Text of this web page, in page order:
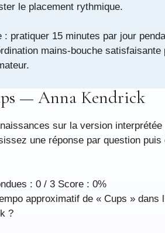
le placement rythmique.
: pratiquer 15 minutes par jour
mains-bouche satisfaisante
— Anna Kendrick
sur la version interprétée
une réponse par question
: 0 / 3 Score : 0%
le tempo, le placement des
approximatif de « Cups » dans
?